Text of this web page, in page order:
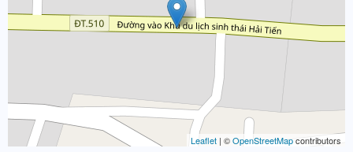
Leaflet | ©OpenStreetMapcontributors